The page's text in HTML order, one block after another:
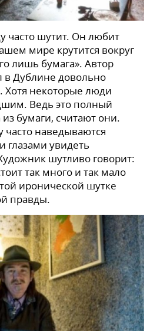
часто шутит. Он любит
мире крутится вокруг
лишь бумага». Автор
в Дублине довольно
Хотя некоторые люди
Ведь это полный
бумаги, считают они.
часто наведываются
глазами увидеть
шутливо говорит:
так много и так мало
иронической шутке
правды.